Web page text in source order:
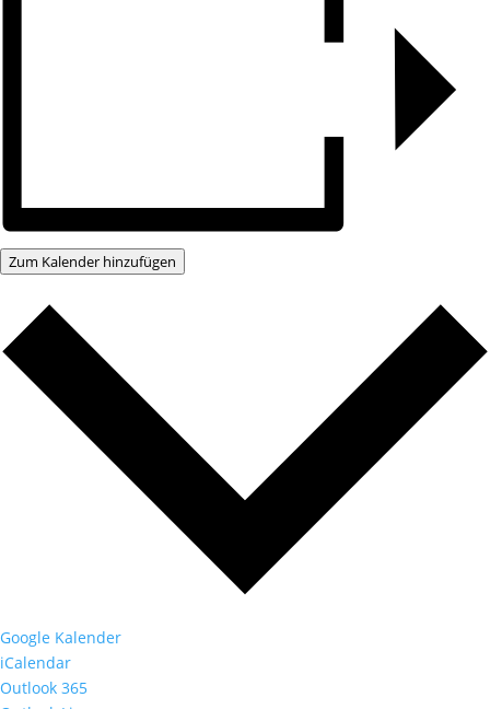
Zum Kalender hinzufügen
Google Kalender
iCalendar
Outlook 365